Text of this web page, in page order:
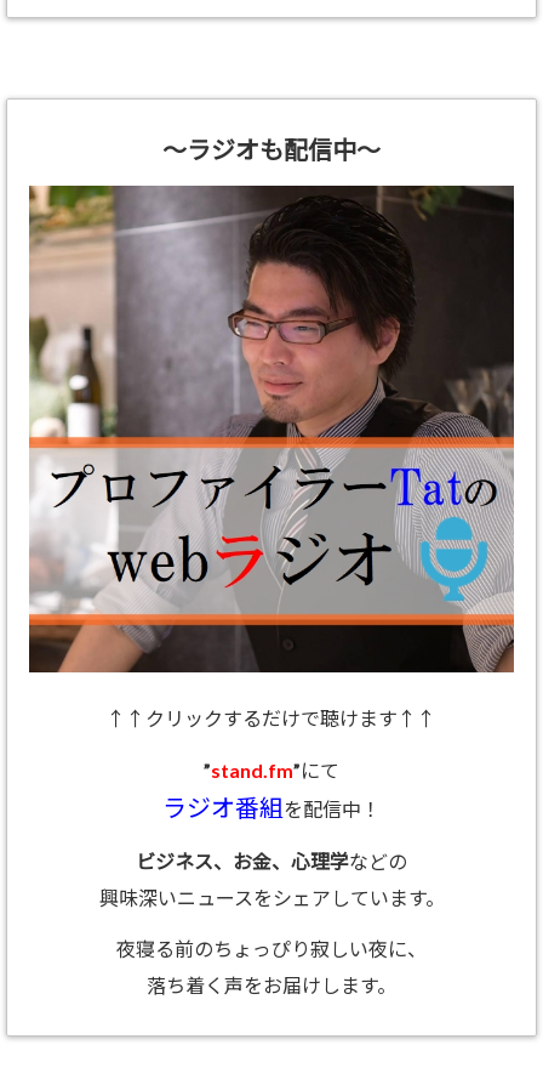
～ラジオも配信中～
↑↑クリックするだけで聴けます↑↑
”stand.fm”にて
ラジオ番組を配信中！
ビジネス、お金、心理学などの
興味深いニュースをシェアしています。
夜寝る前のちょっぴり寂しい夜に、
落ち着く声をお届けします。